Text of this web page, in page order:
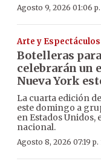
Agosto 9, 2026 01:06
Arte y Espectáculos
Botelleras
celebrarán un
Nueva York
La cuarta edición
este domingo a
en Estados
nacional.
Agosto 8, 2026 07:19 p.